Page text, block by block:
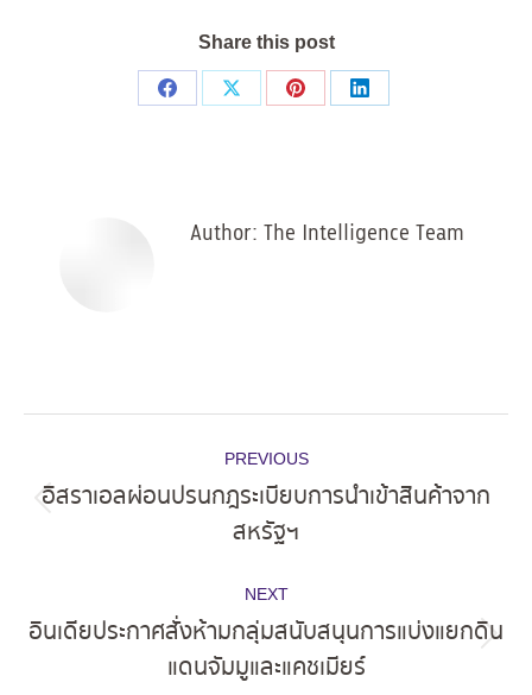
Share this post
Share
Share
Share
Share
Author: The Intelligence Team
navigation
PREVIOUS
post:
อิสราเอลผ่อนปรนกฎระเบียบการนำเข้าสินค้าจาก
สหรัฐฯ
NEXT
post:
อินเดียประกาศสั่งห้ามกลุ่มสนับสนุนการแบ่งแยกดิน
แดนจัมมูและแคชเมียร์